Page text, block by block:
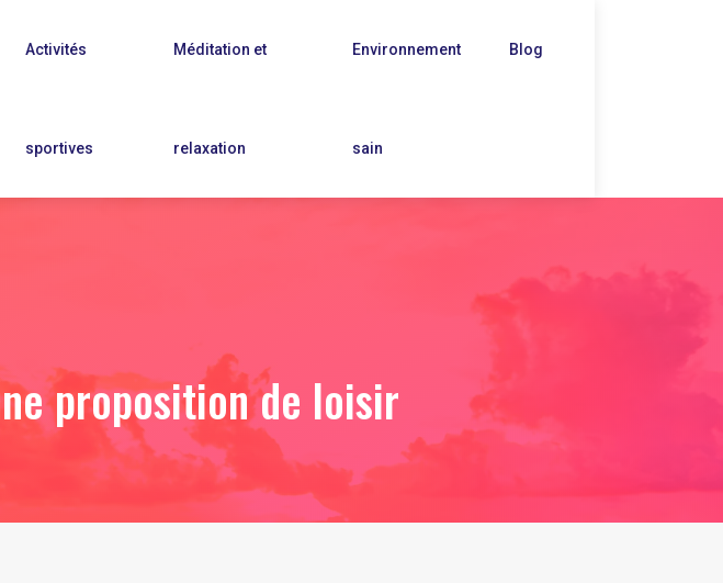
Activités
sportives
Méditation et
relaxation
Environnement
sain
Blog
proposition de loisir